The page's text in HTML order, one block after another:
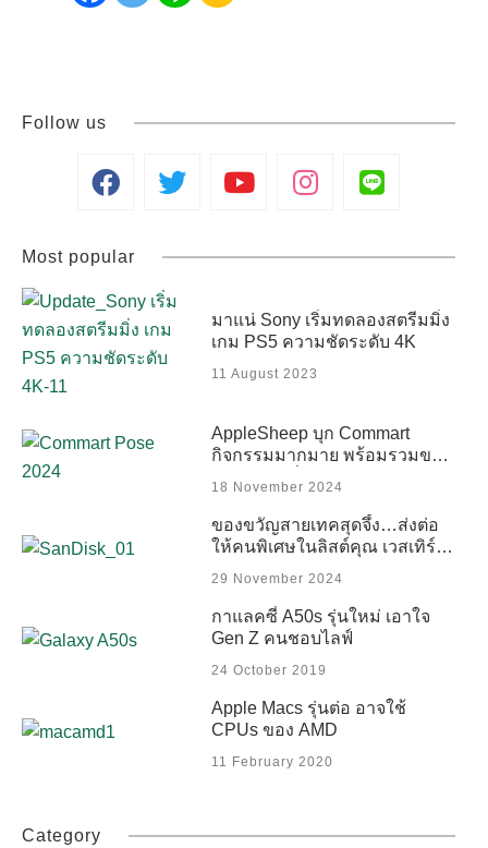
Follow us
Most popular
มาแน่ Sony เริ่มทดลองสตรีมมิ่ง
เกม PS5 ความชัดระดับ 4K
11 August 2023
AppleSheep บุก Commart
กิจกรรมมากมาย พร้อมรวมของ
18 November 2024
ของขวัญสายเทคสุดจึ้ง…ส่งต่อ
ให้คนพิเศษในลิสต์คุณ เวสเทิร์น
ความต้องการของครีเอเตอร์
เกมเมอร์ และผู้ใช้งานทั่วไป
29 November 2024
กาแลคซี่ A50s รุ่นใหม่ เอาใจ
Gen Z คนชอบไลฟ์
24 October 2019
Apple Macs รุ่นต่อ อาจใช้
CPUs ของ AMD
11 February 2020
Category